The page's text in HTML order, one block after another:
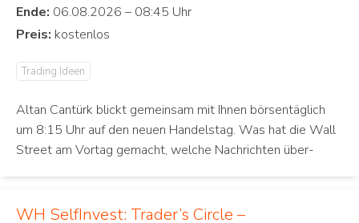
Ende:
Preis:
Trading Ideen
Altan Cantürk blickt gemeinsam mit Ihnen börsentäglich
um 8:15 Uhr auf den neuen Handelstag. Was hat die Wall
Street am Vortag gemacht, welche Nachrichten über-
WH SelfInvest: Trader‘s Circle –